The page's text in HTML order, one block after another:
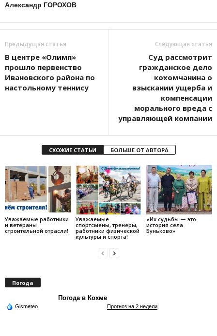
Александр ГОРОХОВ
Предыдущая статья
В центре «Олимп»
прошло первенство
Ивановского района по
настольному теннису
Следующая статья
Суд рассмотрит
гражданское дело
кохомчанина о
взыскании ущерба и
компенсации
морального вреда с
управляющей компании
СХОЖИЕ СТАТЬИ БОЛЬШЕ ОТ АВТОРА
Уважаемые работники
и ветераны
строительной отрасли!
Уважаемые
спортсмены, тренеры,
работники физической
культуры и спорта!
«Их судьбы — это
история села
Буньково»
Погода
Погода в Кохме
Gismeteo Прогноз на 2 недели